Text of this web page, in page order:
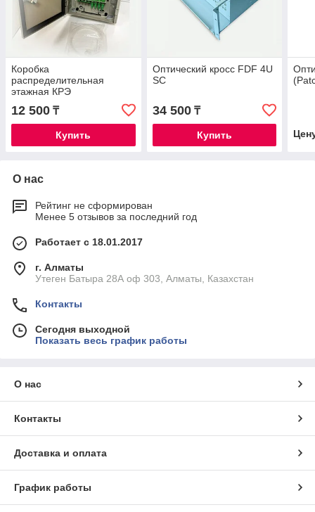
Коробка
распределительная
этажная КРЭ
12 500 ₸
Купить
Оптический кросс FDF 4U
SC
34 500₸
Купить
О нас
Рейтинг не сформирован
Менее 5 отзывов за последний год
Работает с 18.01.2017
г. Алматы
Утеген Батыра 28А оф 303, Алматы, Казахстан
Контакты
Сегодня выходной
Показать весь график работы
О нас
Контакты
Доставка и оплата
График работы